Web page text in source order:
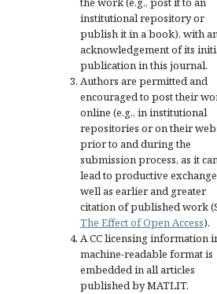
institutional repository or
publish it in a book), with
acknowledgement of its
publication in this journal.
Authors are permitted and
encouraged to post their
online (e.g., in institutional
repositories or on their
prior to and during the
submission process, as it
lead to productive
well as earlier and greater
citation of published work
The Effect of Open Access).
A CC licensing information
machine-readable format is
embedded in all articles
published by MATLIT.